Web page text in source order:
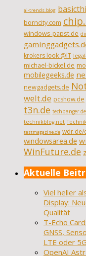
ai-trends.blog
borncity.com
windows-papst.de
krokers look @IT
michael-bickel.de
mobilegeeks.de
newgadgets.de
welt.de pcshow.de
t3n.de techbanger.de
technikblog.net
testmagazine.de wdr.de/
windowsarea.de
WinFuture.de
Aktuelle
Viel heller
Display:
Qualität
T-Echo
GNSS,
LTE oder 5G
OpenAI